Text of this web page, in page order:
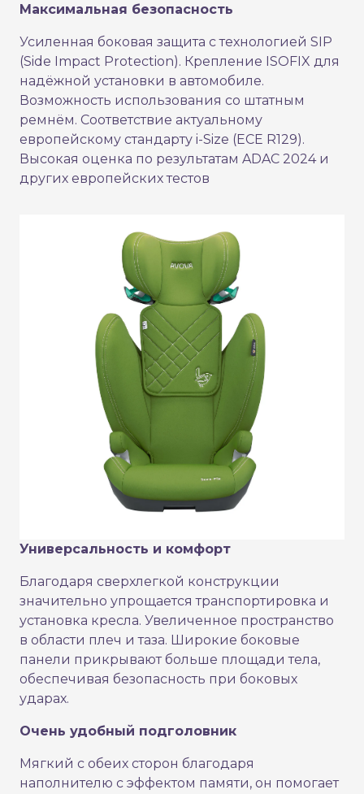
Максимальная безопасность
Усиленная боковая защита с технологией SIP
(Side Impact Protection). Крепление ISOFIX для
надёжной установки в автомобиле.
Возможность использования со штатным
ремнём. Соответствие актуальному
европейскому стандарту i-Size (ECE R129).
Высокая оценка по результатам ADAC 2024 и
других европейских тестов
Универсальность и комфорт
Благодаря сверхлегкой конструкции
значительно упрощается транспортировка и
установка кресла. Увеличенное пространство
в области плеч и таза. Широкие боковые
панели прикрывают больше площади тела,
обеспечивая безопасность при боковых
ударах.
Очень удобный подголовник
Мягкий с обеих сторон благодаря
наполнителю с эффектом памяти, он помогает